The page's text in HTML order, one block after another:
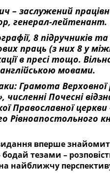
– заслужений
генерал-лейтенант.
8 підручників
праць (з них 8 у
в пресі тощо.
мо­вами.
Гра­мота Верховної
численні Почесні
Право­славної
Рівно­апостольного
вперше
тезами –
найближчу